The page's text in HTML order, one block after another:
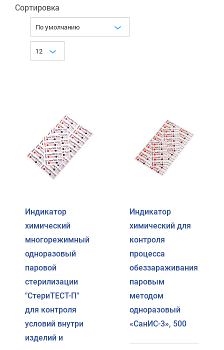
Сортировка
По умолчанию
12
Индикатор
химический
многорежимный
одноразовый
паровой
стерилизации
"СтериТЕСТ-П"
для контроля
условий внутри
изделий и
Индикатор
химический для
контроля
процесса
обеззараживания
паровым
методом
одноразовый
«СанИС-3», 500